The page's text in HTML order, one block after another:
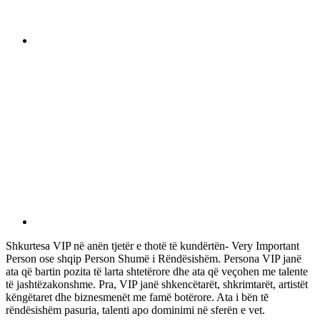
Shkurtesa VIP në anën tjetër e thotë të kundërtën- Very Important
Person ose shqip Person Shumë i Rëndësishëm. Persona VIP janë
ata që bartin pozita të larta shtetërore dhe ata që veçohen me talente
të jashtëzakonshme. Pra, VIP janë shkencëtarët, shkrimtarët, artistët
këngëtaret dhe biznesmenët me famë botërore. Ata i bën tē
rëndësishëm pasuria, talenti apo dominimi në sferën e vet.